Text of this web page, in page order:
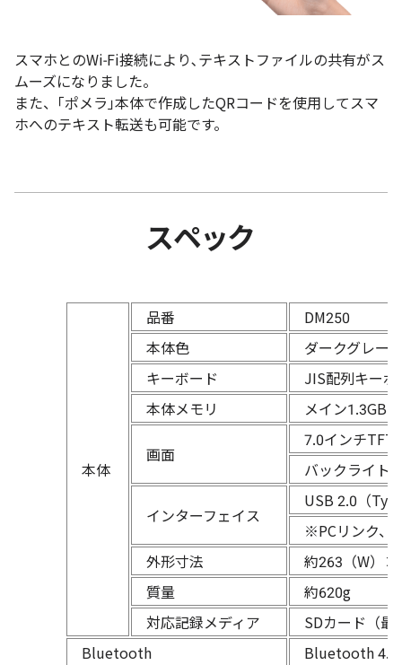
スマホとのWi-Fi接続により､テキストファイルの共有がス
ムーズになりました。
また、｢ポメラ｣本体で作成したQRコードを使用してスマ
ホへのテキスト転送も可能です。
スペック
本体
品番
DM250
本体色
ダークグレー
キーボード
JIS配列キー
本体メモリ
メイン1.3GB
画面
7.0インチTFT
バックライト
インターフェイス
USB 2.0（
※PCリンク、
外形寸法
約263（W）
質量
約620g
対応記録メディア
SDカード（最
Bluetooth
Bluetooth 4.2